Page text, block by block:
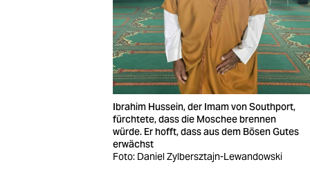
Ibrahim Hussein, der Imam von Southport,
fürchtete, dass die Moschee brennen
würde. Er hofft, dass aus dem Bösen Gutes
erwächst
Foto: Daniel Zylbersztajn-Lewandowski